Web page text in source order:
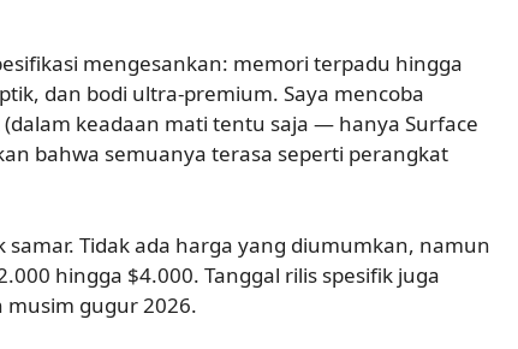
mengesankan: memori terpadu hingga
dan bodi ultra-premium. Saya mencoba
keadaan mati tentu saja — hanya Surface
bahwa semuanya terasa seperti perangkat
Tidak ada harga yang diumumkan, namun
hingga $4.000. Tanggal rilis spesifik juga
musim gugur 2026.